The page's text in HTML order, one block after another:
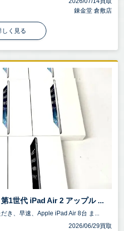
錬金堂 倉敷店
しく見る
1世代 iPad Air 2 アップル ...
き、早速、Apple iPad Air 8台 ま...
2026/06/29買取